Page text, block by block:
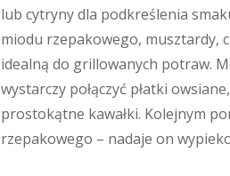
lub cytryny dla podkreślenia
miodu rzepakowego, musztardy,
idealną do grillowanych potraw.
wystarczy połączyć płatki
prostokątne kawałki. Kolejnym
rzepakowego – nadaje on